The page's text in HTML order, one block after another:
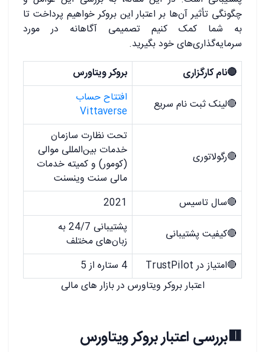
چگونگی تأثیر آن‌ها بر اعتبار این بروکر خواهیم پرداخت تا
به شما کمک کنیم تصمیمی آگاهانه در مورد
سرمایه‌گذاری‌های خود بگیرید.
🔴نام کارگزاری
بروکر ویتاورس
🔴لینک ثبت نام سریع
افتتاح حساب
Vittaverse
🔴رگولاتوری
تحت نظارت سازمان
خدمات بین‌المللی موالی
(کومور) و کمیته خدمات
مالی سنت وینسنت
🔴سال تاسیس
2021
🔴کیفیت پشتیبانی
پشتیبانی 24/7 به
زبان‌های مختلف
🔴امتیاز در TrustPilot
4 ستاره از 5
اعتبار بروکر ویتاورس در بازار های مالی
🟥بررسی اعتبار بروکر ویتاورس